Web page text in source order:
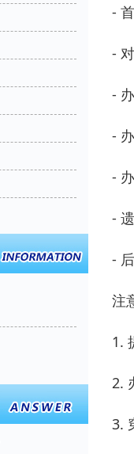
-
-
-
-
-
-
-
注
1.
2.
3.